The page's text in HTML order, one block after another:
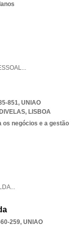
...
851, UNIAO
, LISBOA
negócios e a gestão
LDA...
259, UNIAO